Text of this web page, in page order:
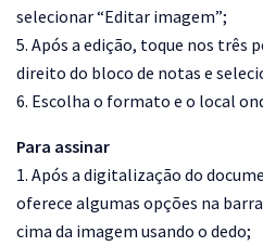
selecionar “Editar imagem”;
5. Após a edição, toque nos três
direito do bloco de notas e
6. Escolha o formato e o local
Para assinar
1. Após a digitalização do
oferece algumas opções na
cima da imagem usando o dedo;